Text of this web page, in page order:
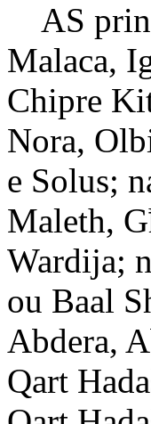
AS
Malaca,
Chipre
Nora,
e Solus;
Maleth,
Wardija;
ou Baal
Abdera,
Qart